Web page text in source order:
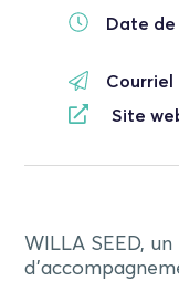
Date
Courriel
Site
WILLA SEED,